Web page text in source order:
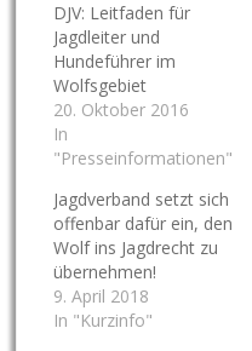
DJV: Leitfaden für
Jagdleiter und
Hundeführer im
Wolfsgebiet
20. Oktober 2016
In
"Presseinformationen"
Jagdverband setzt sich
offenbar dafür ein, den
Wolf ins Jagdrecht zu
übernehmen!
9. April 2018
In "Kurzinfo"